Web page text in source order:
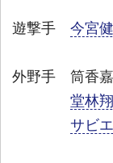
遊撃手 今宮
外野手 筒香嘉
堂林
サビ